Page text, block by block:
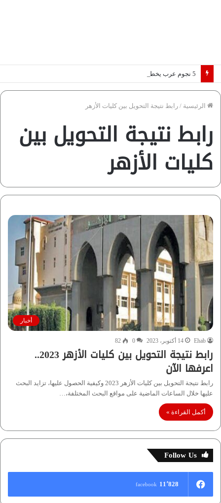
الرئيسية / رابط نتيجة التحويل بين كليات الأزهر
رابط نتيجة التحويل بين
كليات الأزهر
أخبار
Ehab 14 أكتوبر، 2023 0
82
رابط نتيجة التحويل بين كليات الأزهر 2023..
اعرفها الآن
رابط نتيجة التحويل بين كليات الأزهر 2023 وكيفية الحصول عليها، تزايد البحث
عليها خلال الساعات الماضية على مواقع البحث المختلفة،…
أكمل القراءة »
Follow Us
11٬828 facebook